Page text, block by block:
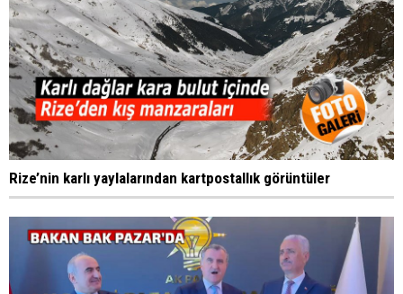
Rize’nin karlı yaylalarından kartpostallık görüntüler